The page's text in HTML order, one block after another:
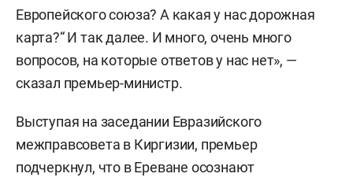
Европейского союза? А какая у нас дорожная
карта?“ И так далее. И много, очень много
вопросов, на которые ответов у нас нет», —
сказал премьер-министр.
Выступая на заседании Евразийского
межправсовета в Киргизии, премьер
подчеркнул, что в Ереване осознают